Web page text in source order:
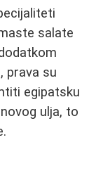
salate
prava su
egipatsku
ulja, to